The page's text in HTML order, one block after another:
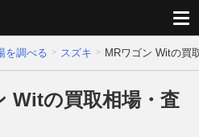
を調べる スズキ MRワゴン Witの買
Witの買取相場・査